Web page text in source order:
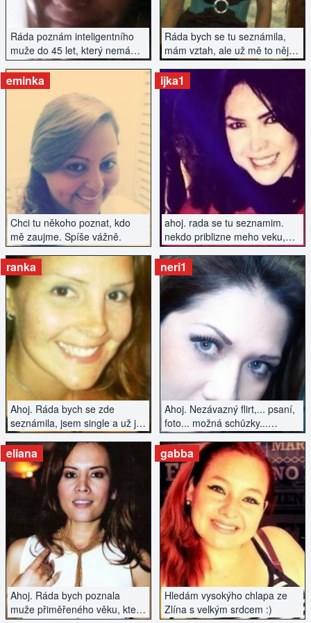
spend time actively. Write if
you're interested :)
Ráda poznám inteligentního
muže do 45 let, který nemá
závazky. Pouze vážné
seznámení.
Ráda bych se tu seznámila,
mám vztah, ale už mě to nějak
nenaplňuje a chce to něco
nového...
Chci tu někoho poznat, kdo
mě zaujme. Spíše vážně.
eminka
ZOBRAZIT INZERÁT
ahoj. rada se tu seznamim.
nekdo priblizne meho veku,
kdo ma rad dobrou zabavu a
neni uplnej nesportovec..
ijka1
ZOBRAZIT INZERÁT
Ahoj. Ráda bych se zde
seznámila, jsem single a už je
čas začít se zas s někým
setkat :)
ranka
ZOBRAZIT INZERÁT
Ahoj. Nezávazný flirt,... psaní,
foto... možná schůzky...
uvidíme...
neri1
ZOBRAZIT INZERÁT
Ahoj. Ráda bych poznala
muže přiměřeného věku, který
eliana
ZOBRAZIT INZERÁT
Hledám vysokýho chlapa ze
Zlína s velkým srdcem :)
gabba
ZOBRAZIT INZERÁT